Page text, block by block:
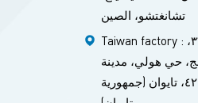
تشانغتشو، الصين
Taiwan factory : رقم ١٠، الخط ٣٦،
حي هولي، مدينة
تايتشونغ ٤٢١، تايوان (جمهورية